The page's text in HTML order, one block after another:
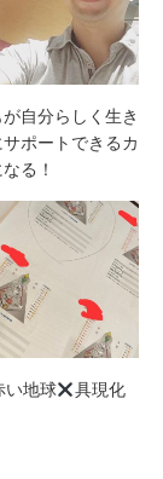
が自分らしく生き
ポートできるカ
る！
い地球
具現化